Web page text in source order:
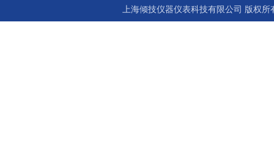
上海倾技仪器仪表科技有限公司 版权